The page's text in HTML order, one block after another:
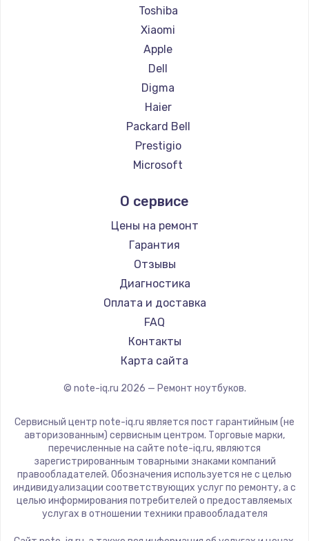
Ремонт ноутбуков Panasonic
Ремонт ноутбуков Irbis
Ремонт ноутбуков Thunderobot
Ремонт ноутбуков Hasee
Ремонт ноутбуков ZTE
Ремонт ноутбуков Hiper
Ремонт ноутбуков Evga
Ремонт ноутбуков Google
Ремонт ноутбуков Echips
Ремонт ноутбуков Predator
Ремонт ноутбуков iru
Ремонт ноутбуков Machenike
Ремонт ноутбуков DEXP
Ремонт ноутбуков Teclast
Ремонт ноутбуков CHUWI
Ремонт ноутбуков Colorful
Toshiba
Xiaomi
Apple
Dell
Digma
Haier
Packard Bell
Prestigio
Microsoft
Aquarius
Gigabyte
Aorus
Maibenben
Getac
Epson
Philips
LG
Panasonic
ZTE
Hiper
Evga
Google
Echips
О сервисе
Цены на ремонт
Гарантия
Отзывы
Диагностика
Оплата и доставка
FAQ
Контакты
Карта сайта
© note-iq.ru 2026 — Ремонт ноутбуков.
Сервисный центр note-iq.ru является пост гарантийным (не
авторизованным) сервисным центром. Торговые марки,
перечисленные на сайте note-iq.ru, являются
зарегистрированным товарными знаками компаний
правообладателей. Обозначения используется не с целью
индивидуализации соответствующих услуг по ремонту, а с
целью информирования потребителей о предоставляемых
услугах в отношении техники правообладателя